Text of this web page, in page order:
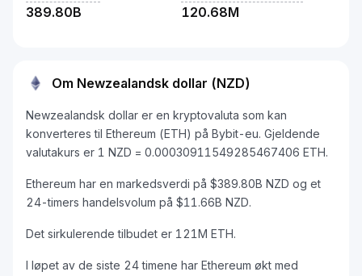
389.80B 120.68M
Om Newzealandsk dollar (NZD)
Newzealandsk dollar er en kryptovaluta som kan
konverteres til Ethereum (ETH) på Bybit-eu. Gjeldende
valutakurs er 1 NZD = 0.00030911549285467406 ETH.
Ethereum har en markedsverdi på $389.80B NZD og et
24-timers handelsvolum på $11.66B NZD.
Det sirkulerende tilbudet er 121M ETH.
I løpet av de siste 24 timene har Ethereum økt med